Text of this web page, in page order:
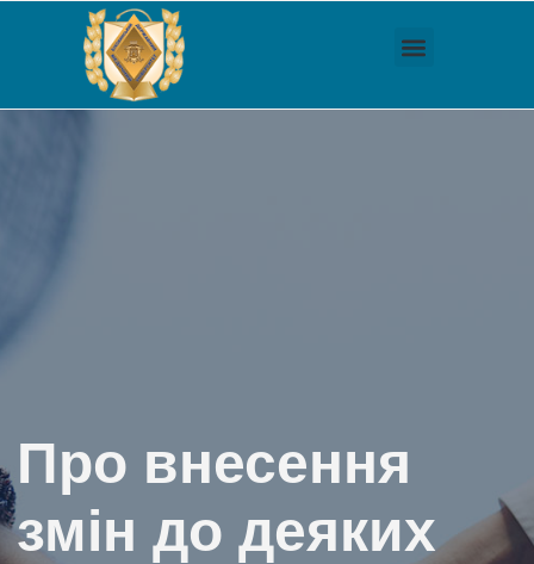
Про внесення
змін до деяких